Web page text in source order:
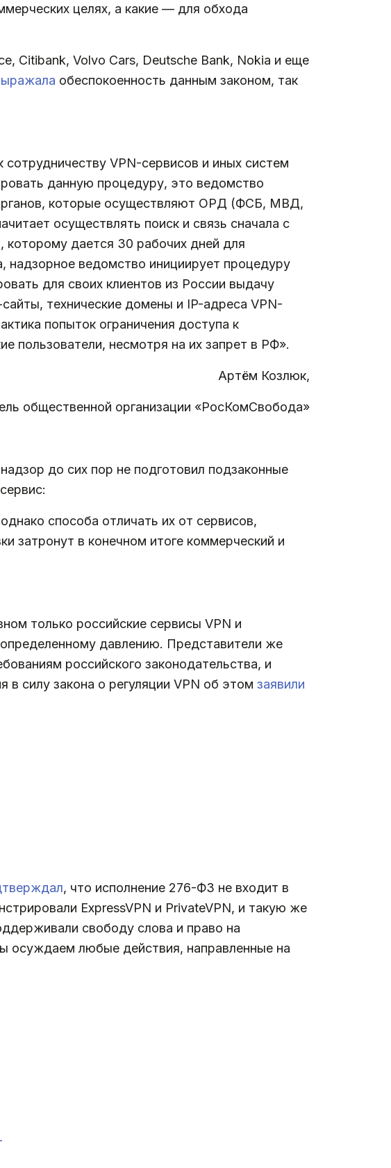
целях, а какие — для обхода
Citibank, Volvo Cars, Deutsche Bank, Nokia и еще
обеспокоенность данным законом, так
VPN-сервисов и иных систем
данную процедуру, это ведомство
которые осуществляют ОРД (ФСБ, МВД,
осуществлять поиск и связь сначала с
которому дается 30 рабочих дней для
надзорное ведомство инициирует процедуру
для своих клиентов из России выдачу
технические домены и IP-адреса VPN-
попыток ограничения доступа к
пользователи, несмотря на их запрет в РФ».
Артём Козлюк,
общественной организации «РосКомСвобода»
до сих пор не подготовил подзаконные
способа отличать их от сервисов,
затронут в конечном итоге коммерческий и
только российские сервисы VPN и
давлению. Представители же
российского законодательства, и
силу закона о регуляции VPN об этом заявили
, что исполнение 276-ФЗ не входит в
ExpressVPN и PrivateVPN, и такую же
свободу слова и право на
осуждаем любые действия, направленные на